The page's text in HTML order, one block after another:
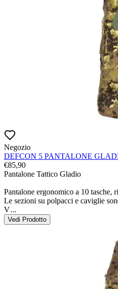
Negozio
DEFCON 5 PANTALONE
€85,90
Pantalone Tattico Gladio
Pantalone ergonomico a 10 tasche,
Le sezioni su polpacci e caviglie
V...
Vedi Prodotto